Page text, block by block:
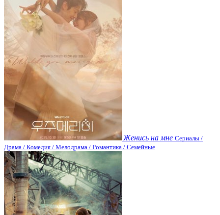
Женись на мне Сериалы /
Драма / Комедия / Мелодрама / Романтика / Семейные